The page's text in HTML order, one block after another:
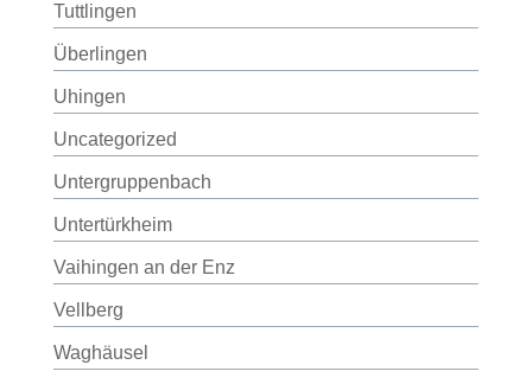
Tuttlingen
Überlingen
Uhingen
Uncategorized
Untergruppenbach
Untertürkheim
Vaihingen an der Enz
Vellberg
Waghäusel